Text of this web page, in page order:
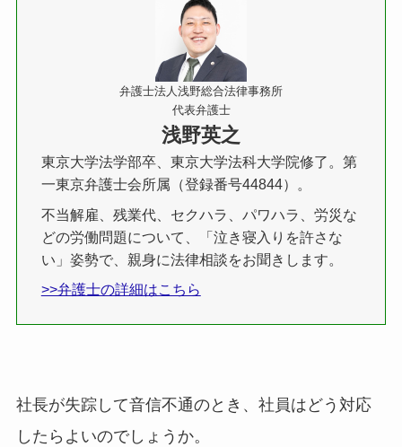
弁護士法人浅野総合法律事務所
代表弁護士
浅野英之
東京大学法学部卒、東京大学法科大学院修了。第
一東京弁護士会所属（登録番号44844）。
不当解雇、残業代、セクハラ、パワハラ、労災な
どの労働問題について、「泣き寝入りを許さな
い」姿勢で、親身に法律相談をお聞きします。
>>弁護士の詳細はこちら
社長が失踪して音信不通のとき、社員はどう対応
したらよいのでしょうか。